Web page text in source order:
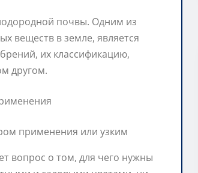
почвы. Одним из
веществ в земле, является
их классификацию,
другом.
применения или узким
вопрос о том, для чего нужны